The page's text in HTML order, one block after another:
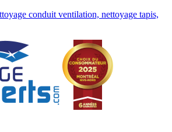
conduit ventilation, nettoyage tapis,